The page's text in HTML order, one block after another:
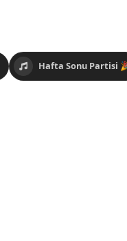
Hafta Sonu Partisi